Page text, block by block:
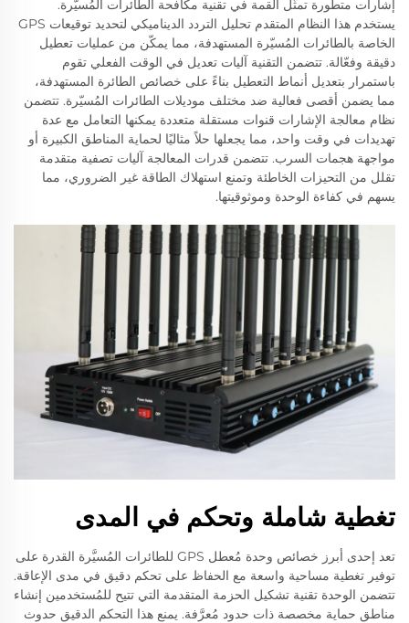
إشارات متطورة تمثّل القمة في تقنية مكافحة الطائرات المُسيّرة.
يستخدم هذا النظام المتقدم تحليل التردد الديناميكي لتحديد توقيعات GPS
الخاصة بالطائرات المُسيّرة المستهدفة، مما يمكّن من عمليات تعطيل
دقيقة وفعّالة. تتضمن التقنية آليات تعديل في الوقت الفعلي تقوم
باستمرار بتعديل أنماط التعطيل بناءً على خصائص الطائرة المستهدفة،
مما يضمن أقصى فعالية ضد مختلف موديلات الطائرات المُسيّرة. تتضمن
نظام معالجة الإشارات قنوات مستقلة متعددة يمكنها التعامل مع عدة
تهديدات في وقت واحد، مما يجعلها حلاً مثاليًا لحماية المناطق الكبيرة أو
مواجهة هجمات السرب. تتضمن قدرات المعالجة آليات تصفية متقدمة
تقلل من التحيزات الخاطئة وتمنع استهلاك الطاقة غير الضروري، مما
يسهم في كفاءة الوحدة وموثوقيتها.
تغطية شاملة وتحكم في المدى
تعد إحدى أبرز خصائص وحدة مُعطل GPS للطائرات المُسيَّرة القدرة على
توفير تغطية مساحية واسعة مع الحفاظ على تحكم دقيق في مدى الإعاقة.
تتضمن الوحدة تقنية تشكيل الحزمة المتقدمة التي تتيح للمُستخدمين إنشاء
مناطق حماية مخصصة ذات حدود مُعرَّفة. يمنع هذا التحكم الدقيق حدوث